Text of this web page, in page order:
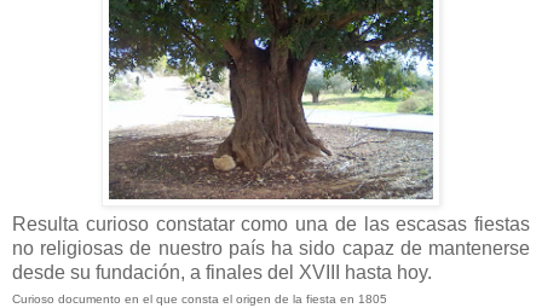
Resulta curioso constatar como una de las escasas fiestas
no religiosas de nuestro país ha sido capaz de mantenerse
desde su fundación, a finales del XVIII hasta hoy.
Curioso documento en el que consta el origen de la fiesta en 1805